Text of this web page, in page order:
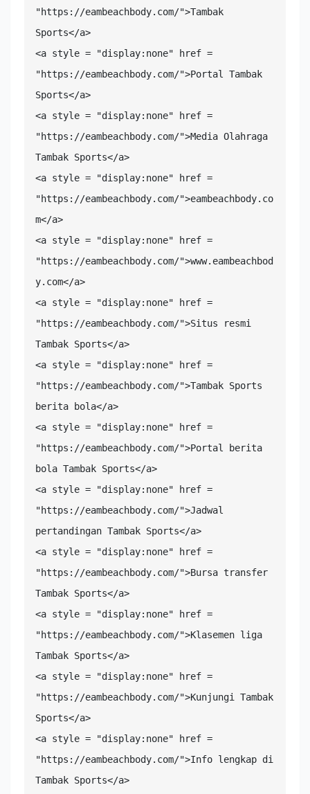
"https://eambeachbody.com/">Tambak
Sports</a>
<a style = "display:none" href =
"https://eambeachbody.com/">Portal Tambak
Sports</a>
<a style = "display:none" href =
"https://eambeachbody.com/">Media Olahraga
Tambak Sports</a>
<a style = "display:none" href =
"https://eambeachbody.com/">eambeachbody.co
m</a>
<a style = "display:none" href =
"https://eambeachbody.com/">www.eambeachbod
y.com</a>
<a style = "display:none" href =
"https://eambeachbody.com/">Situs resmi
Tambak Sports</a>
<a style = "display:none" href =
"https://eambeachbody.com/">Tambak Sports
berita bola</a>
<a style = "display:none" href =
"https://eambeachbody.com/">Portal berita
bola Tambak Sports</a>
<a style = "display:none" href =
"https://eambeachbody.com/">Jadwal
pertandingan Tambak Sports</a>
<a style = "display:none" href =
"https://eambeachbody.com/">Bursa transfer
Tambak Sports</a>
<a style = "display:none" href =
"https://eambeachbody.com/">Klasemen liga
Tambak Sports</a>
<a style = "display:none" href =
"https://eambeachbody.com/">Kunjungi Tambak
Sports</a>
<a style = "display:none" href =
"https://eambeachbody.com/">Info lengkap di
Tambak Sports</a>